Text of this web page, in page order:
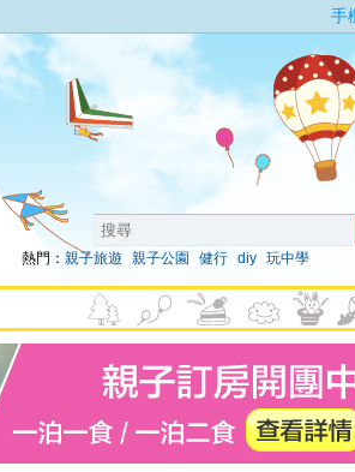
手
熱門： 親子旅遊 親子公園 健行 diy 玩中學